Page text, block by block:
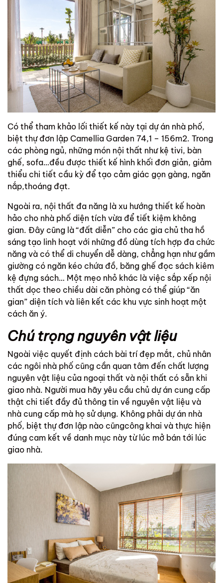
Có thể tham khảo lối thiết kế này tại dự án nhà phố,
biệt thự đơn lập Camellia Garden 74,1 – 156m2. Trong
các phòng ngủ, những món nội thất như kệ tivi, bàn
ghế, sofa…đều được thiết kế hình khối đơn giản, giảm
thiểu chi tiết cầu kỳ để tạo cảm giác gọn gàng, ngăn
nắp,thoáng đạt.
Ngoài ra, nội thất đa năng là xu hướng thiết kế hoàn
hảo cho nhà phố diện tích vừa để tiết kiệm không
gian. Đây cũng là “đất diễn” cho các gia chủ tha hồ
sáng tạo linh hoạt với những đồ dùng tích hợp đa chức
năng và có thể di chuyển dễ dàng, chẳng hạn như gầm
giường có ngăn kéo chứa đồ, băng ghế đọc sách kiêm
kệ đựng sách… Một mẹo nhỏ khác là việc sắp xếp nội
thất dọc theo chiều dài căn phòng có thể giúp “ăn
gian” diện tích và liên kết các khu vực sinh hoạt một
cách ăn ý.
Chú trọng nguyên vật liệu
Ngoài việc quyết định cách bài trí đẹp mắt, chủ nhân
các ngôi nhà phố cũng cần quan tâm đến chất lượng
nguyên vật liệu của ngoại thất và nội thất có sẵn khi
giao nhà. Người mua hãy yêu cầu chủ dự án cung cấp
thật chi tiết đầy đủ thông tin về nguyên vật liệu và
nhà cung cấp mà họ sử dụng. Không phải dự án nhà
phố, biệt thự đơn lập nào cũngcông khai và thực hiện
đúng cam kết về danh mục này từ lúc mở bán tới lúc
giao nhà.